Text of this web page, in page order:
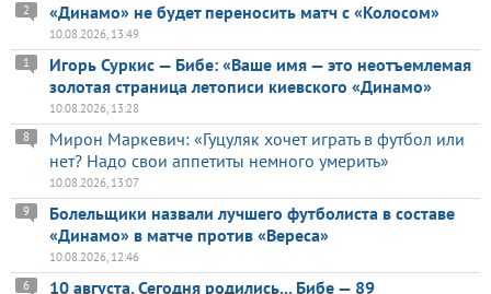
«Динамо» не будет переносить матч с «Колосом»
2
10.08.2026, 13:49
Игорь Суркис — Бибе: «Ваше имя — это неотъемлемая
золотая страница летописи киевского «Динамо»
1
10.08.2026, 13:28
Мирон Маркевич: «Гуцуляк хочет играть в футбол или
нет? Надо свои аппетиты немного умерить»
8
10.08.2026, 13:07
Болельщики назвали лучшего футболиста в составе
«Динамо» в матче против «Вереса»
9
10.08.2026, 12:46
10 августа. Сегодня родились... Бибе — 89
6